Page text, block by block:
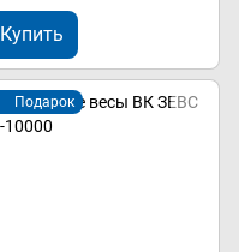
Купить
Подарок